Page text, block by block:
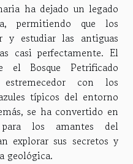
ha dejado un legado
permitiendo que los
y estudiar las antiguas
casi perfectamente. El
el Bosque Petrificado
con los
típicos del entorno
se ha convertido en
los amantes del
explorar sus secretos y
geológica.